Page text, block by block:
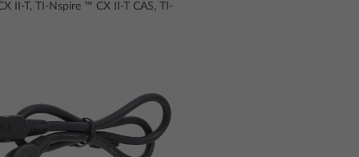
II-T, TI-Nspire ™ CX II-T CAS, TI-